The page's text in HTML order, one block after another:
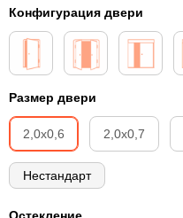
Конфигурация двери
Размер двери
2,0х0,6 2,0х0,7
Нестандарт